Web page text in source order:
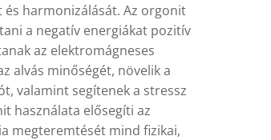
harmonizálását. Az orgonit
a negatív energiákat pozitív
az elektromágneses
alvás minőségét, növelik a
valamint segítenek a stressz
használata elősegíti az
megteremtését mind fizikai,